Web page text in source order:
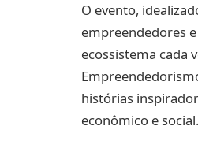
O evento,
empreendedores
ecossistema cada
histórias
econômico e social.